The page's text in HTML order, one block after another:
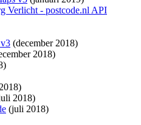
Verlicht - postcode.nl API
(december 2018)
2018)
2018)
(juli 2018)